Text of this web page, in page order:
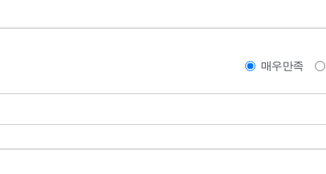
매우만족